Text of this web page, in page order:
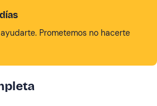
Prometemos no hacerte